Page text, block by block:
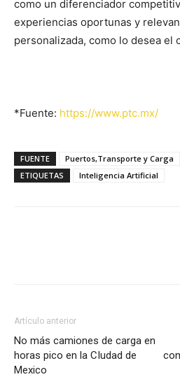
como un diferenciador
experiencias oportunas y
personalizada, como lo desea el
*Fuente: https://www.ptc.mx/
FUENTE
Puertos,Transporte y Carga
ETIQUETAS
Inteligencia Artificial
Artículo anterior
No más camiones de carga en
horas pico en la CIudad de
Mexico